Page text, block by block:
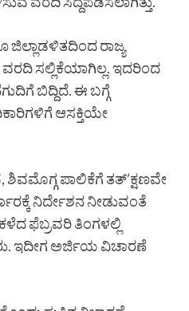
ರಾಜ್ಯ
ಸಲ್ಲಿಕೆಯಾಗಿಲ್ಲ. ಇದರಿಂದ
ಬಿದ್ದಿದೆ. ಈ ಬಗ್ಗೆ
ಆಸಕ್ತಿಯೇ
ಪಾಲಿಕೆಗೆ ತತ್’ಕ್ಷಣವೇ
ನಿರ್ದೇಶನ ನೀಡುವಂತೆ
ಫೆಬ್ರವರಿ ತಿಂಗಳಲ್ಲಿ
ಇದೀಗ ಅರ್ಜಿಯ ವಿಚಾರಣೆ